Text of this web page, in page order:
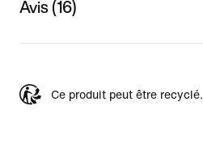
Avis (16)
Ce produit peut être recyclé.